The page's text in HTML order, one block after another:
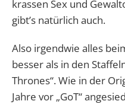
krassen Sex und
gibt’s natürlich auch.
Also irgendwie alles
besser als in den
Thrones“. Wie in der
Jahre vor „GoT“